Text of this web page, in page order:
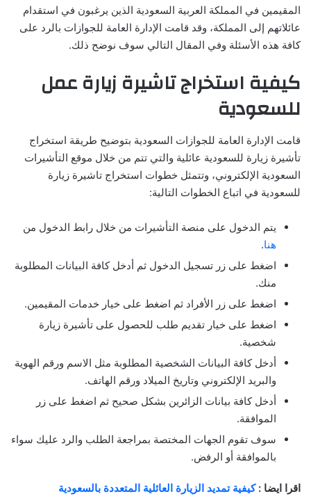
المقيمين في المملكة العربية السعودية الذين يرغبون في استقدام
عائلاتهم إلى المملكة، وقد قامت الإدارة العامة للجوازات بالرد على
كافة هذه الأسئلة وفي المقال التالي سوف نوضح ذلك.
كيفية استخراج تاشيرة زيارة عمل
للسعودية
قامت الإدارة العامة للجوازات السعودية بتوضيح طريقة استخراج
تأشيرة زيارة للسعودية عائلية والتي تتم من خلال موقع التأشيرات
السعودية الإلكتروني، وتتمثل خطوات استخراج تاشيرة زيارة
للسعودية في اتباع الخطوات التالية:
يتم الدخول على منصة التأشيرات من خلال رابط الدخول من
هنا.
اضغط على زر تسجيل الدخول ثم أدخل كافة البيانات المطلوبة
منك.
اضغط على زر الأفراد ثم اضغط على خيار خدمات المقيمين.
اضغط على خيار تقديم طلب للحصول على تأشيرة زيارة
شخصية.
أدخل كافة البيانات الشخصية المطلوبة مثل الاسم ورقم الهوية
والبريد الإلكتروني وتاريخ الميلاد ورقم الهاتف.
أدخل كافة بيانات الزائرين بشكل صحيح ثم اضغط على زر
الموافقة.
سوف تقوم الجهات المختصة بمراجعة الطلب والرد عليك سواء
بالموافقة أو الرفض.
اقرا ايضا :كيفية تمديد الزيارة العائلية المتعددة بالسعودية